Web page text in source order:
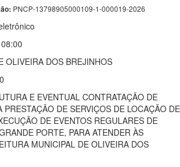
PNCP-13798905000109-1-000019-2026
OLIVEIRA DOS BREJINHOS
E EVENTUAL CONTRATAÇÃO DE
PRESTAÇÃO DE SERVIÇOS DE LOCAÇÃO DE
DE EVENTOS REGULARES DE
PORTE, PARA ATENDER ÀS
MUNICIPAL DE OLIVEIRA DOS